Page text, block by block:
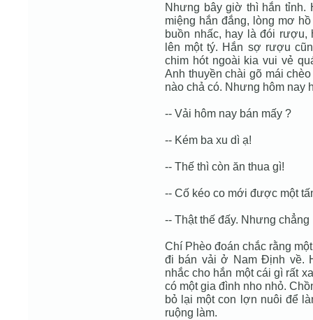
Nhưng bây giờ thì hắn tỉnh.
miệng hắn đắng, lòng mơ
buồn nhấc, hay là đói rượu,
lên một tý. Hắn sợ rượu
chim hót ngoài kia vui vẻ
Anh thuyền chài gõ mái
nào chả có. Nhưng hôm nay
-- Vải hôm nay bán mấy ?
-- Kém ba xu dì ạ!
-- Thế thì còn ăn thua gì!
-- Cố kéo co mới được một
-- Thật thế đấy. Nhưng
Chí Phèo đoán chắc rằng
đi bán vải ở Nam Ðịnh về.
nhắc cho hắn một cái gì rất
có một gia đình nho nhỏ.
bỏ lại một con lợn nuôi để
ruộng làm.